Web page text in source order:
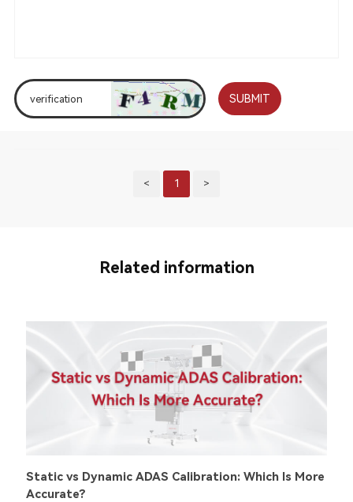
SUBMIT
< 1 >
Related information
Static vs Dynamic ADAS Calibration: Which Is More
Accurate?